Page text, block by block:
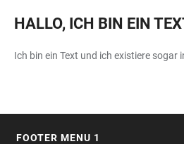
HALLO, ICH BIN EIN
Ich bin ein Text und ich existiere sogar
FOOTER MENU 1